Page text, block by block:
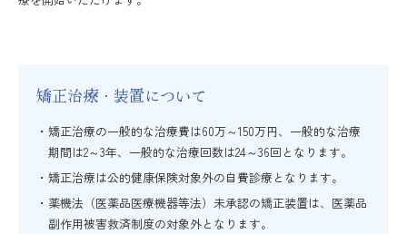
矯正治療・装置について
矯正治療の一般的な治療費は60万～150万円、一般的な治療
期間は2～3年、一般的な治療回数は24～36回となります。
矯正治療は公的健康保険対象外の自費診療となります。
薬機法（医薬品医療機器等法）未承認の矯正装置は、医薬品
副作用被害救済制度の対象外となります。